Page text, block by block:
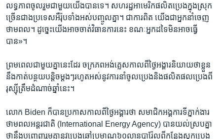
លទ្ធភាព​ចូល​រួម​ជាមួយ​យើង​បាន​ទេ។ សហរដ្ឋ​អាមេរិក​ផលិត​ប្រេង​ក្នុង​ស្រុក​
ច្រើន​ជាង​ប្រទេស​អឺរ៉ុប​ទាំង​អស់​បញ្ចូល​គ្នា។ ជា​ការ​ពិត យើង​ជា​អ្នក​នាំ​ចេញ​
ថាមពល។ ដូច្នេះ​យើង​អាច​ចាត់​វិធានការ​នេះ ខណៈ​អ្នក​ដទៃ​មិន​អាច​ធ្វើ​
បាន»។​
ព្រម​ពេល​ជាមួយ​គ្នា​នេះ​ដែរ ចក្រភព​អង់គ្លេស​កាល​ពី​ថ្ងៃ​អង្គារ​និយាយ​ថា​ខ្លួន​
នឹងកាត់​បន្ថយ​បន្តិច​ម្តងៗ​រហូត​អស់​នូវ​ការ​នាំចូល​ប្រេង​និង​ផលិតផល​ប្រេង​ពី​
រុស្ស៊ី​ត្រឹម​ដំណាច់​ឆ្នាំ​នេះ។
លោក Biden ក៏​បាន​ប្រកាស​កាលពី​ថ្ងៃ​អង្គារ​ថា សមាជិក​អង្គការ​ទីភ្នាក់ងារ​
ថាមពល​អន្តរជាតិ (International Energy Agency) បាន​យល់​ស្រប​គ្នា​
ថា​នឹងបញ្ចេញ​រួមគ្នា​នូវ​ប្រេង​ឆៅ​ប្រមាណ​៦០​លាន​បារ៉ែល​ពី​កន្លែង​ស្តុក​ប្រេង​